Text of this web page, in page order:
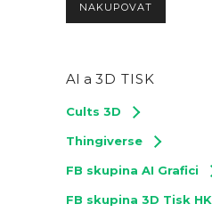
NAKUPOVAT
AI a 3D TISK
Cults 3D
Thingiverse
FB skupina AI Grafici
FB skupina 3D Tisk HK